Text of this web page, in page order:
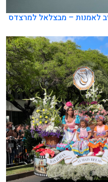
לאמנות – מבצלאל למרצדס